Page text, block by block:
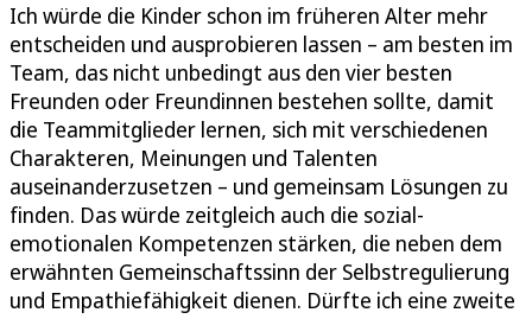
Ich würde die Kinder schon im früheren Alter mehr
entscheiden und ausprobieren lassen – am besten im
Team, das nicht unbedingt aus den vier besten
Freunden oder Freundinnen bestehen sollte, damit
die Teammitglieder lernen, sich mit verschiedenen
Charakteren, Meinungen und Talenten
auseinanderzusetzen – und gemeinsam Lösungen zu
finden. Das würde zeitgleich auch die sozial-
emotionalen Kompetenzen stärken, die neben dem
erwähnten Gemeinschaftssinn der Selbstregulierung
und Empathiefähigkeit dienen. Dürfte ich eine zweite